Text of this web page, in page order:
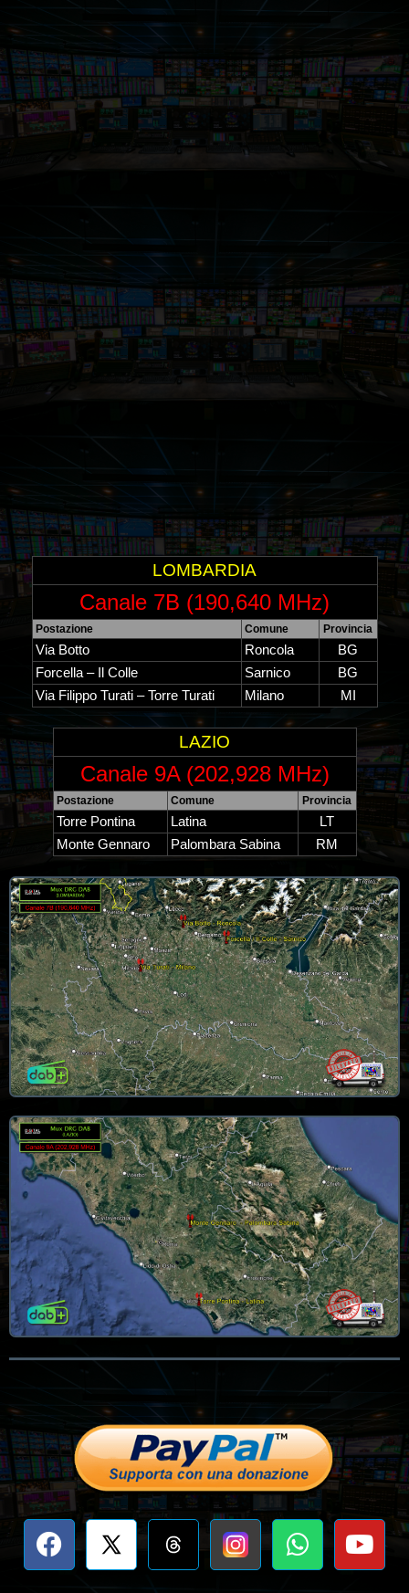
LOMBARDIA
Canale 7B (190,640 MHz)
Postazione Comune Provincia
Via Botto Roncola
BG
Forcella – Il Colle
Sarnico
BG
Via Filippo Turati – Torre Turati
Milano MI
LAZIO
Canale 9A (202,928 MHz)
Postazione Comune Provincia
Torre Pontina Latina
LT
Monte Gennaro
Palombara Sabina RM